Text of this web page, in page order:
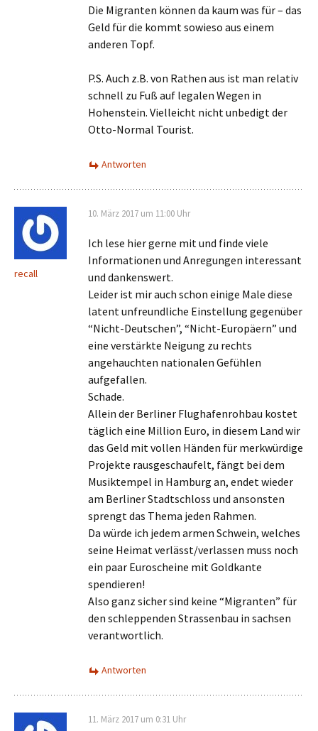
Die Migranten können da kaum was für – das
Geld für die kommt sowieso aus einem
anderen Topf.
P.S. Auch z.B. von Rathen aus ist man relativ
schnell zu Fuß auf legalen Wegen in
Hohenstein. Vielleicht nicht unbedigt der
Otto-Normal Tourist.
Antworten
recall
10. März 2017 um 11:00 Uhr
Ich lese hier gerne mit und finde viele
Informationen und Anregungen interessant
und dankenswert.
Leider ist mir auch schon einige Male diese
latent unfreundliche Einstellung gegenüber
“Nicht-Deutschen”, “Nicht-Europäern” und
eine verstärkte Neigung zu rechts
angehauchten nationalen Gefühlen
aufgefallen.
Schade.
Allein der Berliner Flughafenrohbau kostet
täglich eine Million Euro, in diesem Land wir
das Geld mit vollen Händen für merkwürdige
Projekte rausgeschaufelt, fängt bei dem
Musiktempel in Hamburg an, endet wieder
am Berliner Stadtschloss und ansonsten
sprengt das Thema jeden Rahmen.
Da würde ich jedem armen Schwein, welches
seine Heimat verlässt/verlassen muss noch
ein paar Euroscheine mit Goldkante
spendieren!
Also ganz sicher sind keine “Migranten” für
den schleppenden Strassenbau in sachsen
verantwortlich.
Antworten
11. März 2017 um 0:31 Uhr